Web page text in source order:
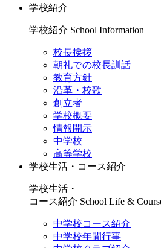
学校紹介
学校紹介 School Information
校長挨拶
朝礼での校長訓話
教育方針
沿革・校歌
創立者
学校概要
情報開示
中学校
高等学校
学校生活・コース紹介
学校生活・
コース紹介 School Life &
中学校コース紹介
中学校年間行事